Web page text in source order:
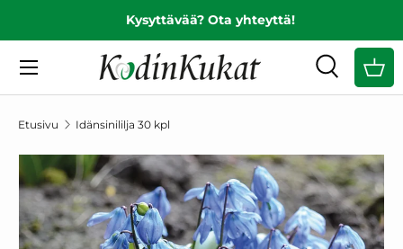
SIIRRY SISÄLTÖÖN
Kysyttävää? Ota yhteyttä!
Hae
Haku
Valikko
Etusivu Idänsinililja 30 kpl
SIIRRY TUOTETIETOIHIN